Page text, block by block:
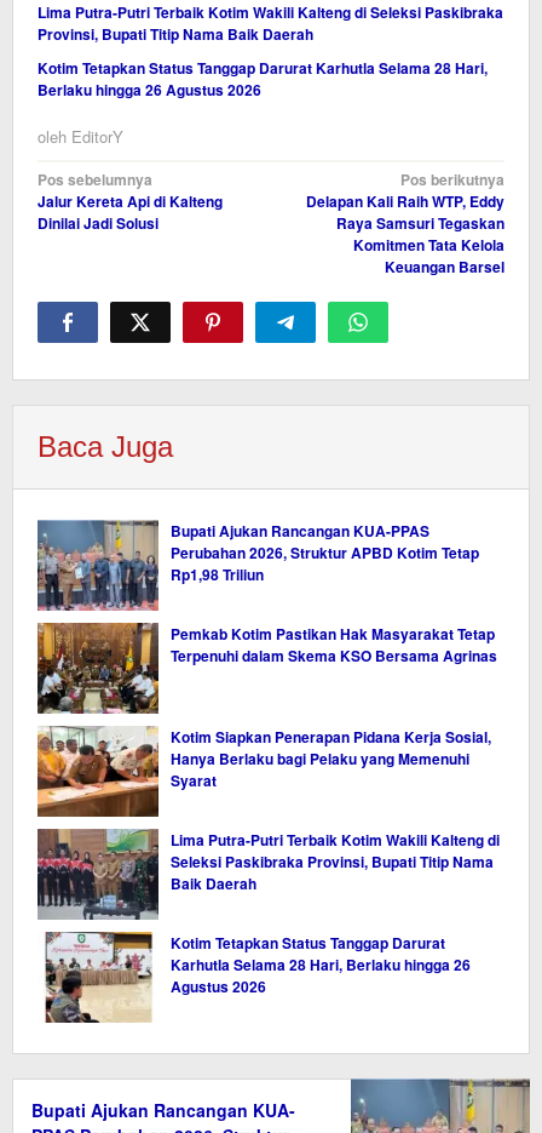
Lima Putra-Putri Terbaik Kotim Wakili Kalteng di Seleksi Paskibraka
Provinsi, Bupati Titip Nama Baik Daerah
Kotim Tetapkan Status Tanggap Darurat Karhutla Selama 28 Hari,
Berlaku hingga 26 Agustus 2026
oleh EditorY
Navigasi
pos
Pos sebelumnya
Jalur Kereta Api di Kalteng
Dinilai Jadi Solusi
Pos berikutnya
Delapan Kali Raih WTP, Eddy
Raya Samsuri Tegaskan
Komitmen Tata Kelola
Keuangan Barsel
Baca Juga
Bupati Ajukan Rancangan KUA-PPAS
Perubahan 2026, Struktur APBD Kotim Tetap
Rp1,98 Triliun
Pemkab Kotim Pastikan Hak Masyarakat Tetap
Terpenuhi dalam Skema KSO Bersama Agrinas
Kotim Siapkan Penerapan Pidana Kerja Sosial,
Hanya Berlaku bagi Pelaku yang Memenuhi
Syarat
Lima Putra-Putri Terbaik Kotim Wakili Kalteng di
Seleksi Paskibraka Provinsi, Bupati Titip Nama
Baik Daerah
Kotim Tetapkan Status Tanggap Darurat
Karhutla Selama 28 Hari, Berlaku hingga 26
Agustus 2026
Bupati Ajukan Rancangan KUA-